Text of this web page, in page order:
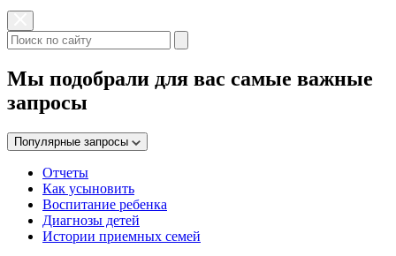
Мы подобрали для вас самые важные
запросы
Популярные запросы
Отчеты
Как усыновить
Воспитание ребенка
Диагнозы детей
Истории приемных семей